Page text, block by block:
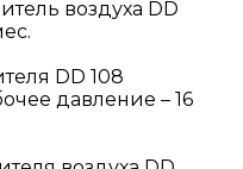
воздуха DD
DD 108
давление – 16